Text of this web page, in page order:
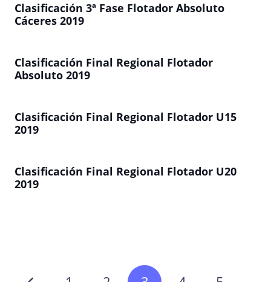
Clasificación 3ª Fase Flotador Absoluto
Cáceres 2019
Clasificación Final Regional Flotador
Absoluto 2019
Clasificación Final Regional Flotador U15
2019
Clasificación Final Regional Flotador U20
2019